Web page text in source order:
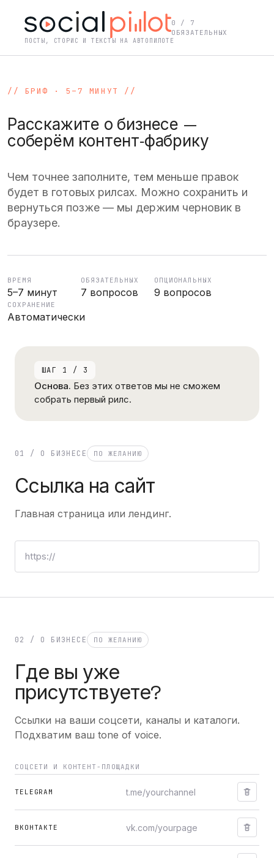
ПОСТЫ, СТОРИС И ТЕКСТЫ НА АВТОПИЛОТЕ
0
/ 7
ОБЯЗАТЕЛЬНЫХ
// БРИФ · 5–7 МИНУТ //
Расскажите о бизнесе —
соберём контент‑фабрику
Чем точнее заполните, тем меньше правок
будет в готовых рилсах. Можно сохранить и
вернуться позже — мы держим черновик в
браузере.
ВРЕМЯ
5–7 минут
ОБЯЗАТЕЛЬНЫХ
7 вопросов
ОПЦИОНАЛЬНЫХ
9 вопросов
СОХРАНЕНИЕ
Автоматически
ШАГ 1 / 3
Основа. Без этих ответов мы не сможем
собрать первый рилс.
01 / О БИЗНЕСЕ ПО ЖЕЛАНИЮ
Ссылка на сайт
Главная страница или лендинг.
02 / О БИЗНЕСЕ ПО ЖЕЛАНИЮ
Где вы уже
присутствуете?
Ссылки на ваши соцсети, каналы и каталоги.
Подхватим ваш tone of voice.
СОЦСЕТИ И КОНТЕНТ-ПЛОЩАДКИ
TELEGRAM
ВКОНТАКТЕ